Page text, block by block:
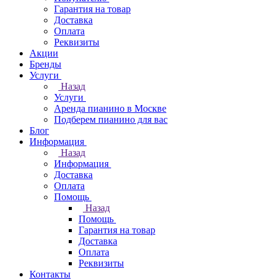
Гарантия на товар
Доставка
Оплата
Реквизиты
Акции
Бренды
Услуги
Назад
Услуги
Аренда пианино в Москве
Подберем пианино для вас
Блог
Информация
Назад
Информация
Доставка
Оплата
Помощь
Назад
Помощь
Гарантия на товар
Доставка
Оплата
Реквизиты
Контакты